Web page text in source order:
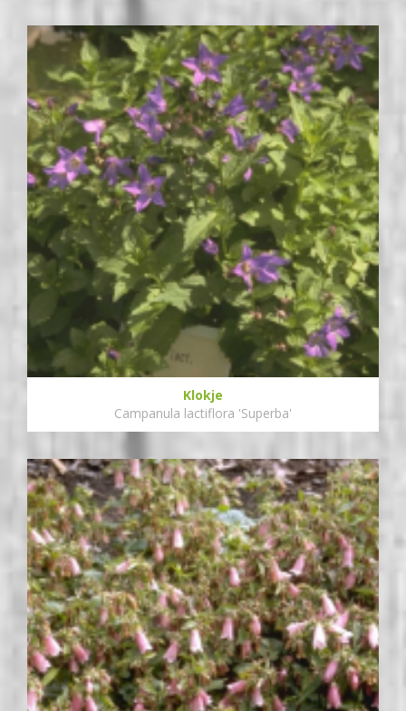
Klokje
Campanula lactiflora 'Superba'